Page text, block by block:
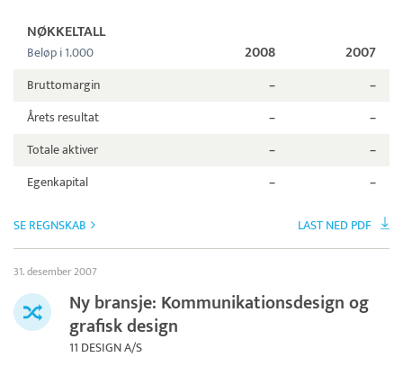
NØKKELTALL
Beløp i 1.000 2008 2007
Bruttomargin –
–
Årets resultat
–
–
Totale aktiver
–
–
Egenkapital
– –
SE REGNSKAB LAST NED PDF
31. desember 2007
Ny bransje: Kommunikationsdesign og
grafisk design
11 DESIGN A/S